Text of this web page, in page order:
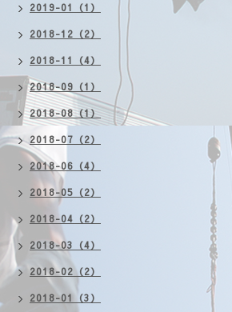
2019-01（1）
2018-12（2）
2018-11（4）
2018-09（1）
2018-08（1）
2018-07（2）
2018-06（4）
2018-05（2）
2018-04（2）
2018-03（4）
2018-02（2）
2018-01（3）